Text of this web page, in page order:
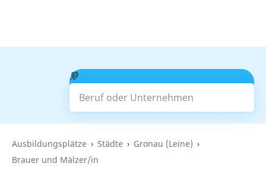
Beruf oder Unternehmen
Suchen
Ausbildungsplätze Städte
Gronau (Leine)
Brauer und Mälzer/in